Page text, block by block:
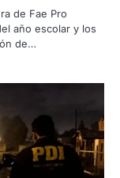
de Fae Pro
año escolar y los
de…